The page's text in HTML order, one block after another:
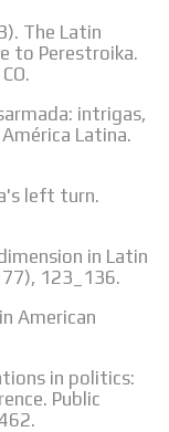
The Latin
to Perestroika.
intrigas,
Latina.
left turn.
in Latin
123_136.
American
in politics:
Public